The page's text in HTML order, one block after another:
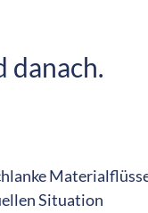
danach.
Situation